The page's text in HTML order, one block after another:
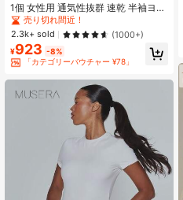
1個 女性用 通気性抜群 速乾 半袖ヨガ
ランニング フィットネス Tシャツ ジ
ムトップス タイトシャツ 夏スポーツ
売り切れ間近！
2.3k+ sold
(1000+)
¥923 -8%
「カテゴリーバウチャー ¥78」